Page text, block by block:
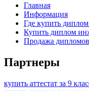
Главная
Информация
Где купить
Купить диплом
Продажа
Партнеры
купить аттестат за 9